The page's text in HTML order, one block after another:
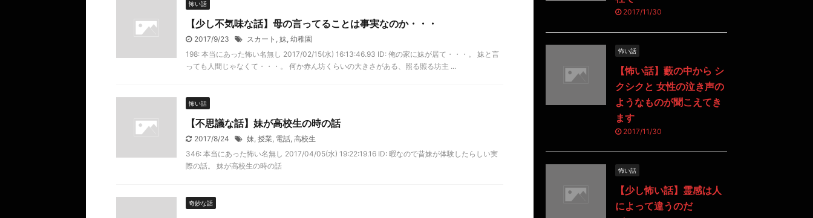
怖い話
【少し不気味な話】母の言ってることは事実なのか・・・
2017/9/23 スカート 妹 幼稚園
198: 本当にあった怖い名無し 2017/02/15(水) 16:13:46.93 ID: 俺の家に妹が居て・・・。 妹と言
っても人間じゃなくて・・・。 何か赤ん坊くらいの大きさがある、照る照る坊主 ...
怖い話
【不思議な話】妹が高校生の時の話
2017/8/24 妹 授業 電話 高校生
346: 本当にあった怖い名無し 2017/04/05(水) 19:22:19.16 ID: 暇なので昔妹が体験したらしい実
際の話。 妹が高校生の時の話
奇妙な話
2017/11/30
怖い話
【怖い話】藪の中から シ
クシクと 女性の泣き声の
ようなものが聞こえてき
ます
2017/11/30
怖い話
【少し怖い話】霊感は人
によって違うのだ